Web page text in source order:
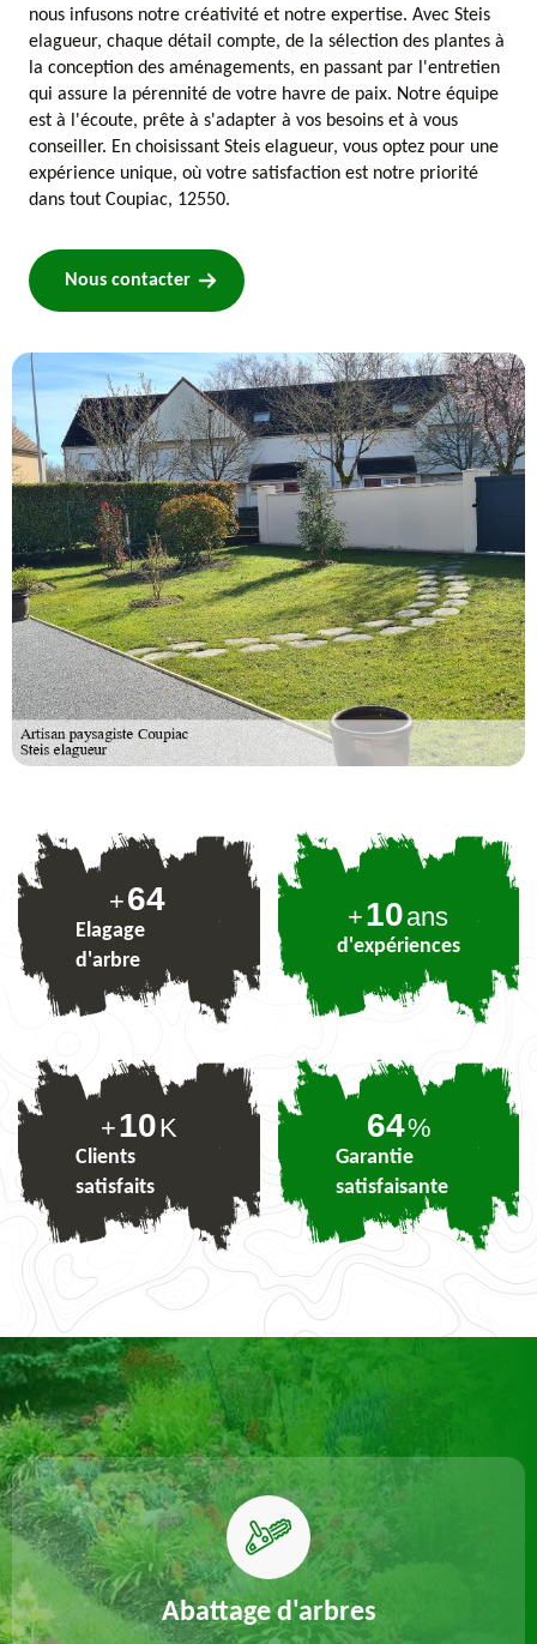
nous infusons notre créativité et notre expertise. Avec Steis
elagueur, chaque détail compte, de la sélection des plantes à
la conception des aménagements, en passant par l'entretien
qui assure la pérennité de votre havre de paix. Notre équipe
est à l'écoute, prête à s'adapter à vos besoins et à vous
conseiller. En choisissant Steis elagueur, vous optez pour une
expérience unique, où votre satisfaction est notre priorité
dans tout Coupiac, 12550.
Nous contacter
+79
Elagage
d'arbre
+10ans
d'expériences
+10K
Clients
satisfaits
79%
Garantie
satisfaisante
Abattage d'arbres